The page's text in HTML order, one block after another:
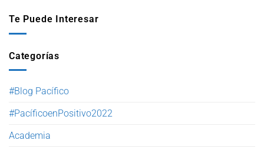
Te Puede Interesar
Categorías
#Blog Pacífico
#PacíficoenPositivo2022
Academia